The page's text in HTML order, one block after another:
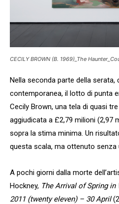
CECILY BROWN (B. 1969)_The
Nella seconda parte della serata,
contemporanea, il lotto di punta
Cecily Brown, una tela di quasi
aggiudicata a £2,79 milioni (2,97
sopra la stima minima. Un
questa scala, ma ottenuto senza
A pochi giorni dalla morte
Hockney, The Arrival of Spring
2011 (twenty eleven) – 30 April